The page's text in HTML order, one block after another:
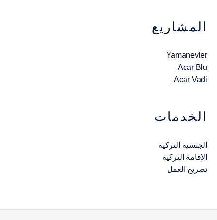
المشاريع
Yamanevler
Acar Blu
Acar Vadi
الخدمات
الجنسية التركية
الإقامة التركية
تصريح العمل